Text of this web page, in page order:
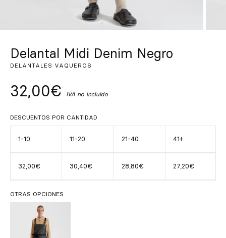
FR
Delantal Midi Denim Negro
DELANTALES VAQUEROS
32,00€ IVA no incluido
DESCUENTOS POR CANTIDAD
1-10 11-20 21-40 41+
32,00€ 30,40€ 28,80€ 27,20€
OTRAS OPCIONES